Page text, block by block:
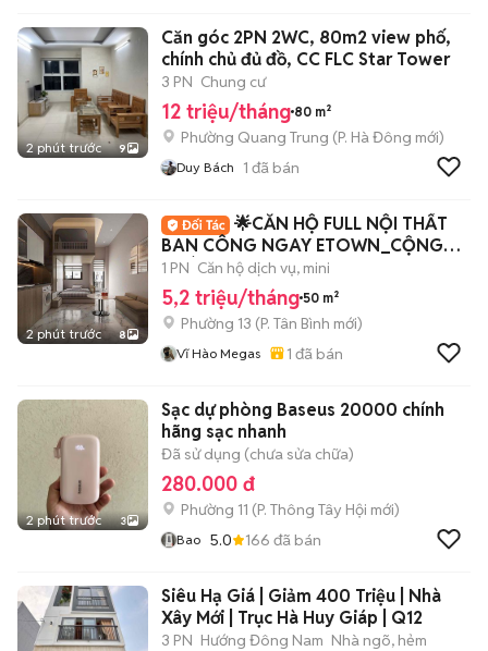
2 phút trước 9
Căn góc 2PN 2WC, 80m2 view phố,
chính chủ đủ đồ, CC FLC Star Tower
3 PN Chung cư
12 triệu/tháng 80 m²
Phường Quang Trung (P. Hà Đông mới)
Duy Bách 1 đã bán
2 phút trước 8
🌟CĂN HỘ FULL NỘI THẤT
BAN CÔNG NGAY ETOWN_CỘNG
HOÀ
1 PN Căn hộ dịch vụ, mini
5,2 triệu/tháng 50 m²
Phường 13 (P. Tân Bình mới)
Vĩ Hào Megas 1 đã bán
2 phút trước 3
Sạc dự phòng Baseus 20000 chính
hãng sạc nhanh
Đã sử dụng (chưa sửa chữa)
280.000 đ
Phường 11 (P. Thông Tây Hội mới)
Bao 5.0 166 đã bán
Siêu Hạ Giá | Giảm 400 Triệu | Nhà
Xây Mới | Trục Hà Huy Giáp | Q12
3 PN Hướng Đông Nam Nhà ngõ, hẻm